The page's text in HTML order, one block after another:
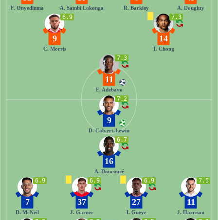
A. Doughty
R. Barkley
A. Sambi Lokonga
F. Onyedinma
7.3
14
T. Chong
6.9
9
C. Morris
7.3
11
E. Adebayo
6.9
7
D. McNeil
6.9
37
J. Garner
6.9
27
I. Gueye
7.5
11
J. Harrison
6.7
16
A. Doucouré
7.2
9
D. Calvert-Lewin